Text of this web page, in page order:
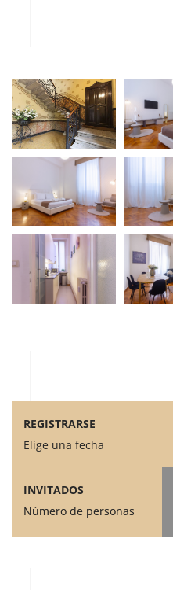
REGISTRARSE
Elige una fecha
INVITADOS
Número de personas